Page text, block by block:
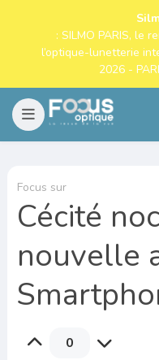
: SILMO PARIS, le
l’optique-lunetterie
2026 -
Focus sur
Cécité
nouvelle
0